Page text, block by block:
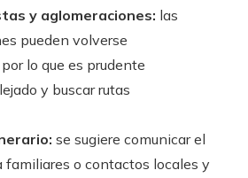
y aglomeraciones: las
pueden volverse
lo que es prudente
y buscar rutas
se sugiere comunicar el
familiares o contactos locales y